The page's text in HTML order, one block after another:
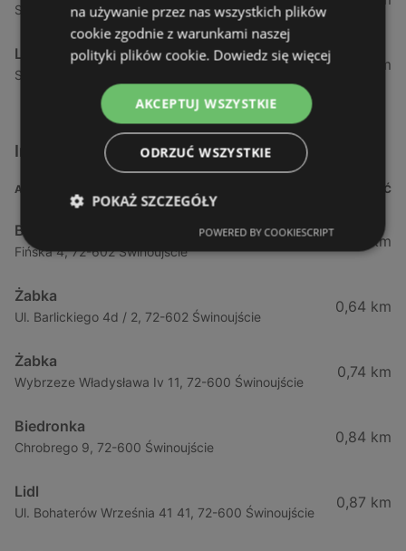
Strzelecka 12 F, 72-400 Kamień Pomorski
Lewiatan
Szczecińska 12, 72-400 Kamień Pomorski
34,42 km
Inne sklepy Supermarkety w pobliżu
ADRES ODLEGŁOŚĆ
Biedronka
Fińska 4, 72-602 Świnoujście
0,23 km
Żabka
Ul. Barlickiego 4d / 2, 72-602 Świnoujście
0,64 km
Żabka
Wybrzeze Władysława Iv 11, 72-600 Świnoujście
0,74 km
Biedronka
Chrobrego 9, 72-600 Świnoujście
0,84 km
Lidl
Ul. Bohaterów Września 41 41, 72-600 Świnoujście
0,87 km
na używanie przez nas wszystkich plików
cookie zgodnie z warunkami naszej
polityki plików cookie. Dowiedz się więcej
AKCEPTUJ WSZYSTKIE
ODRZUĆ WSZYSTKIE
POKAŻ SZCZEGÓŁY
POWERED BY COOKIESCRIPT